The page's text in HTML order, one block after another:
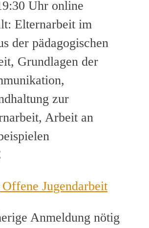
Uhr online
Elternarbeit im
der pädagogischen
Grundlagen der
zur
Arbeit an
Jugendarbeit
Anmeldung nötig